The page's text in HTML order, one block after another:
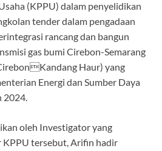
(KPPU) dalam penyelidikan
tender dalam pengadaan
rancang dan bangun
gas bumi Cirebon-Semarang
Haur) yang
Energi dan Sumber Daya
2024.
oleh Investigator yang
tersebut, Arifin hadir